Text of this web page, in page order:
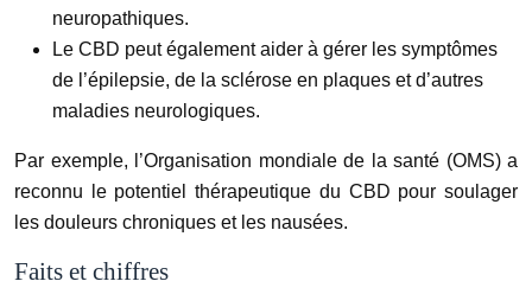
neuropathiques.
Le CBD peut également aider à gérer les symptômes
de l’épilepsie, de la sclérose en plaques et d’autres
maladies neurologiques.
Par exemple, l’Organisation mondiale de la santé (OMS) a
reconnu le potentiel thérapeutique du CBD pour soulager
les douleurs chroniques et les nausées.
Faits et chiffres